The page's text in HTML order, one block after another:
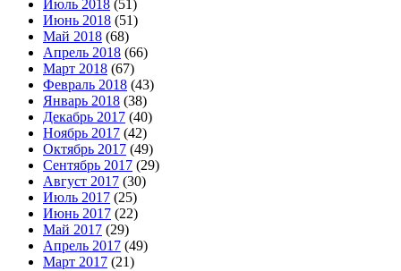
Июль 2018 (51)
Июнь 2018 (51)
Май 2018 (68)
Апрель 2018 (66)
Март 2018 (67)
Февраль 2018 (43)
Январь 2018 (38)
Декабрь 2017 (40)
Ноябрь 2017 (42)
Октябрь 2017 (49)
Сентябрь 2017 (29)
Август 2017 (30)
Июль 2017 (25)
Июнь 2017 (22)
Май 2017 (29)
Апрель 2017 (49)
Март 2017 (21)